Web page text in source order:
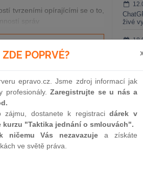
tvrzeními opírajícími se o to,
správ
a nejsou přístupné
živé
smluv
POPRVÉ?
epravo.cz. Jsme zdroj informací jak
profesionály.Zaregistrujte se u nás a
zájmu, dostanete k registracidárek v
"Taktika jednání o smlouvách".
ničemu Vás nezavazuje a získáte
ve světě práva.